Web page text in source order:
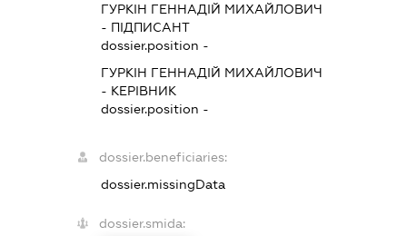
ГУРКІН ГЕННАДІЙ МИХАЙЛОВИЧ
- ПІДПИСАНТ
dossier.position -
ГУРКІН ГЕННАДІЙ МИХАЙЛОВИЧ
- КЕРІВНИК
dossier.position -
dossier.beneficiaries:
dossier.missingData
dossier.smida: